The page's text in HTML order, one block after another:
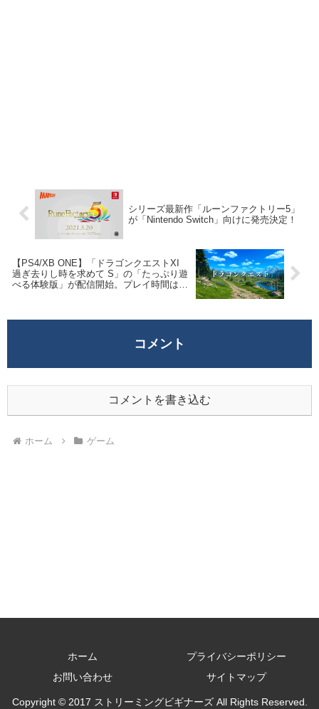
シリーズ最新作「ルーンファクトリー5」
が「Nintendo Switch」向けに発売決定！
【PS4/XB ONE】「ドラゴンクエストXI
過ぎ去りし時を求めて S」の「たっぷり遊
べる体験版」が配信開始。プレイ時間は想
コメント
コメントを書き込む
ホーム ゲーム
ホーム
プライバシーポリシー
お問い合わせ
サイトマップ
Copyright © 2017 ストリーミングビギナーズ All Rights Reserved.